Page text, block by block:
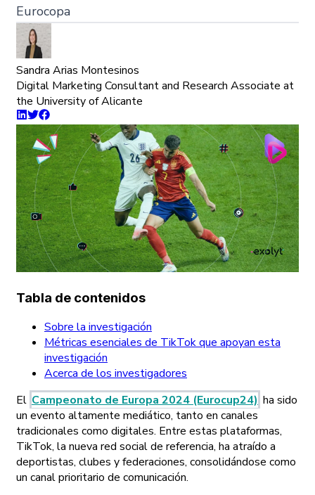
Eurocopa
Sandra Arias Montesinos
Digital Marketing Consultant and Research Associate at
the University of Alicante
Tabla de contenidos
Sobre la investigación
Métricas esenciales de TikTok que apoyan esta
investigación
Acerca de los investigadores
El Campeonato de Europa 2024 (Eurocup24) ha sido
un evento altamente mediático, tanto en canales
tradicionales como digitales. Entre estas plataformas,
TikTok, la nueva red social de referencia, ha atraído a
deportistas, clubes y federaciones, consolidándose como
un canal prioritario de comunicación.